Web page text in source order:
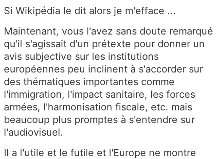
Si Wikipédia le dit alors je m'efface ...
Maintenant, vous l'avez sans doute remarqué
qu'il s'agissait d'un prétexte pour donner un
avis subjective sur les institutions
européennes peu inclinent à s'accorder sur
des thématiques importantes comme
l'immigration, l'impact sanitaire, les forces
armées, l'harmonisation fiscale, etc. mais
beaucoup plus promptes à s'entendre sur
l'audiovisuel.
Il a l'utile et le futile et l'Europe ne montre